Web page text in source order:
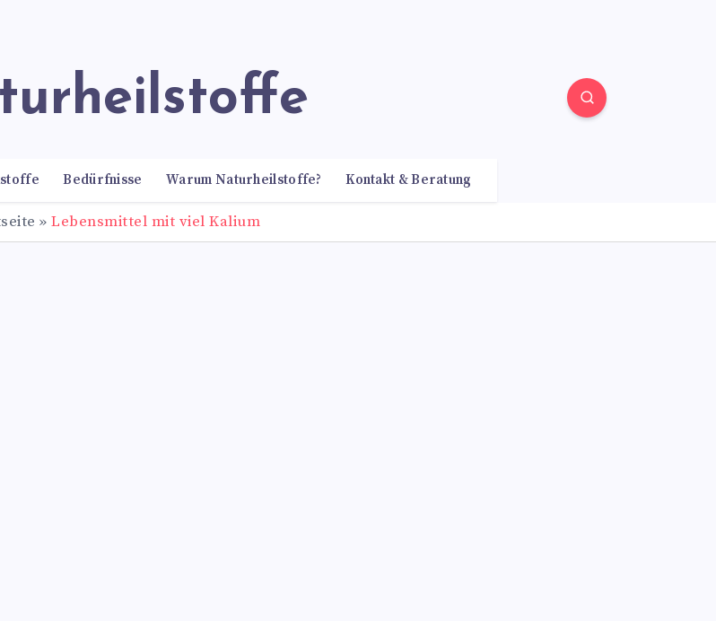
Bedürfnisse Warum Naturheilstoffe? Kontakt & Beratung
»Lebensmittel mit viel Kalium